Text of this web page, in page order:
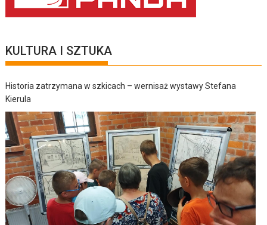
KULTURA I SZTUKA
Historia zatrzymana w szkicach – wernisaż wystawy Stefana
Kierula